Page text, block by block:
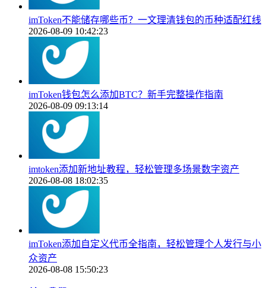
imToken不能储存哪些币？一文理清钱包的币种适配红线
2026-08-09 10:42:23
imToken钱包怎么添加BTC？新手完整操作指南
2026-08-09 09:13:14
imtoken添加新地址教程，轻松管理多场景数字资产
2026-08-08 18:02:35
imToken添加自定义代币全指南，轻松管理个人发行与小
众资产
2026-08-08 15:50:23